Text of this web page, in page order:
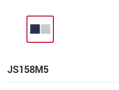
JS158M5